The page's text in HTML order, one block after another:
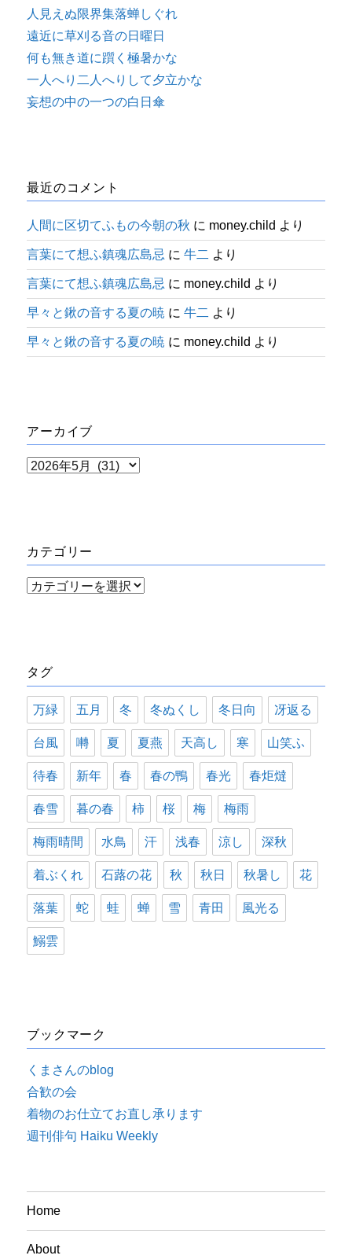
人見えぬ限界集落蝉しぐれ
遠近に草刈る音の日曜日
何も無き道に躓く極暑かな
一人へり二人へりして夕立かな
妄想の中の一つの白日傘
最近のコメント
人間に区切てふもの今朝の秋 に money.child より
言葉にて想ふ鎮魂広島忌 に牛二 より
言葉にて想ふ鎮魂広島忌 に money.child より
早々と鍬の音する夏の暁 に牛二 より
早々と鍬の音する夏の暁 に money.child より
アーカイブ
ア
ブ
カテゴリー
カ
ー
タグ
万緑 五月 冬 冬ぬくし 冬日向 冴返る
台風 囀 夏 夏燕 天高し 寒 山笑ふ
待春 新年 春 春の鴨 春光 春炬燵
春雪 暮の春 柿 桜 梅 梅雨
梅雨晴間 水鳥 汗 浅春 涼し 深秋
着ぶくれ 石蕗の花 秋 秋日 秋暑し 花
落葉 蛇 蛙 蝉 雪 青田 風光る
鰯雲
ブックマーク
くまさんのblog
合歓の会
着物のお仕立てお直し承ります
週刊俳句 Haiku Weekly
Home
About